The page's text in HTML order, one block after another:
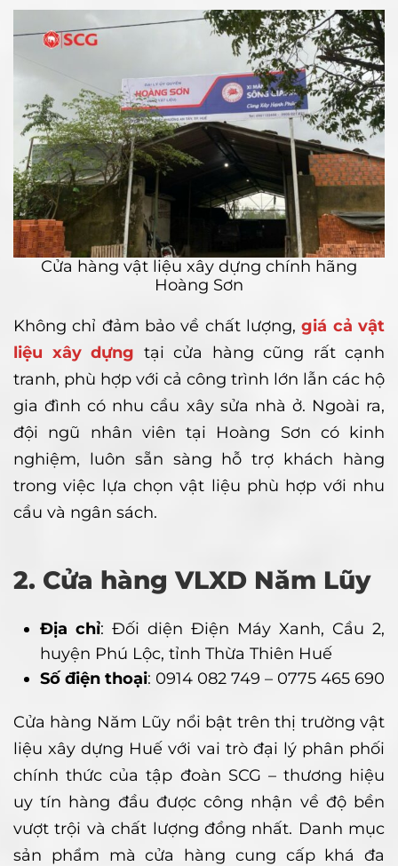
Cửa hàng vật liệu xây dựng chính hãng
Hoàng Sơn
Không chỉ đảm bảo về chất lượng,giá cả vật
liệu xây dựng tại cửa hàng cũng rất cạnh
tranh, phù hợp với cả công trình lớn lẫn các hộ
gia đình có nhu cầu xây sửa nhà ở. Ngoài ra,
đội ngũ nhân viên tại Hoàng Sơn có kinh
nghiệm, luôn sẵn sàng hỗ trợ khách hàng
trong việc lựa chọn vật liệu phù hợp với nhu
cầu và ngân sách.
2. Cửa hàng VLXD Năm Lũy
Địa chỉ: Đối diện Điện Máy Xanh, Cầu 2,
huyện Phú Lộc, tỉnh Thừa Thiên Huế
Số điện thoại: 0914 082 749 – 0775 465 690
Cửa hàng Năm Lũy nổi bật trên thị trường vật
liệu xây dựng Huế với vai trò đại lý phân phối
chính thức của tập đoàn SCG – thương hiệu
uy tín hàng đầu được công nhận về độ bền
vượt trội và chất lượng đồng nhất. Danh mục
sản phẩm mà cửa hàng cung cấp khá đa